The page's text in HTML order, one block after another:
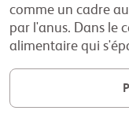
comme un cadre
par l'anus. Dans le
alimentaire qui